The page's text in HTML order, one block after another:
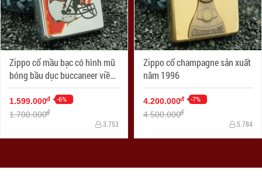
Zippo cổ mầu bạc có hình mũ
bóng bầu dục buccaneer viền
đỏ
1.599.000đ -6%
1.700.000đ
3.753
Zippo cổ champagne sản xuất
năm 1996
4.200.000đ -7%
4.500.000đ
5.784